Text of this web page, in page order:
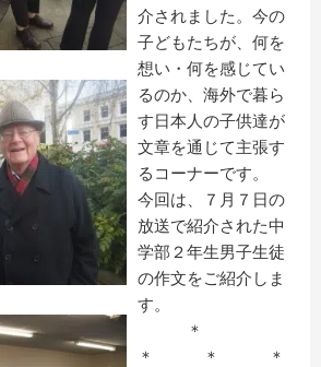
介されました。今の
子どもたちが、何を
想い・何を感じてい
るのか、海外で暮ら
す日本人の子供達が
文章を通じて主張す
るコーナーです。
今回は、７月７日の
放送で紹介された中
学部２年生男子生徒
の作文をご紹介しま
す。
＊
＊ ＊ ＊